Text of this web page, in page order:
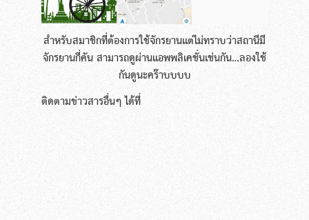
สำหรับสมาชิกที่ต้องการใช้จักรยานเเต่ไม่ทราบว่าสถานีมี
จักรยานกี่คัน สามารถดูผ่านแอพพลิเคชั่นเช่นกัน…ลองใช้
กันดูนะคร๊าบบบบ
ติดตามข่าวสารอื่นๆ ได้ที่